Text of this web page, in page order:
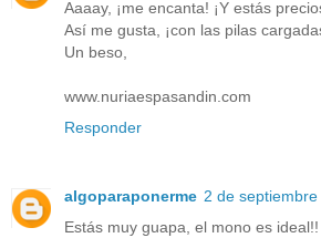
Aaaay, ¡me encanta! ¡Y estás
Así me gusta, ¡con las pilas
Un beso,
www.nuriaespasandin.com
Responder
algoparaponerme 2 de
Estás muy guapa, el mono es ideal!!